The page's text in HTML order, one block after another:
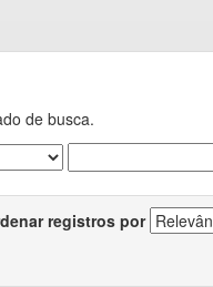
de busca.
registros por